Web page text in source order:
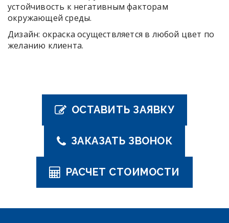
устойчивость к негативным факторам
окружающей среды.
Дизайн: окраска осуществляется в любой цвет по
желанию клиента.
ОСТАВИТЬ ЗАЯВКУ
ЗАКАЗАТЬ ЗВОНОК
РАСЧЕТ СТОИМОСТИ